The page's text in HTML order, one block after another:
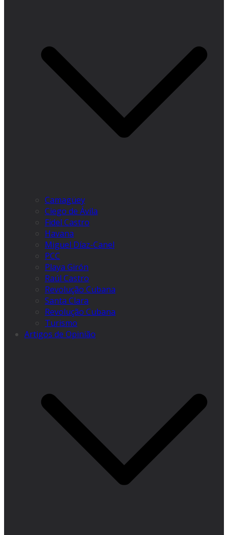
Camagüey
Ciego de Ávila
Fidel Castro
Havana
Miguel Díaz-Canel
PCC
Playa Girón
Raúl Castro
Revolução Cubana
Santa Clara
Revolução Cubana
Turismo
Artigos de Opinião